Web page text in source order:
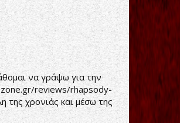
να γράψω για την
reviews/rhapsody-
της χρονιάς και μέσω της